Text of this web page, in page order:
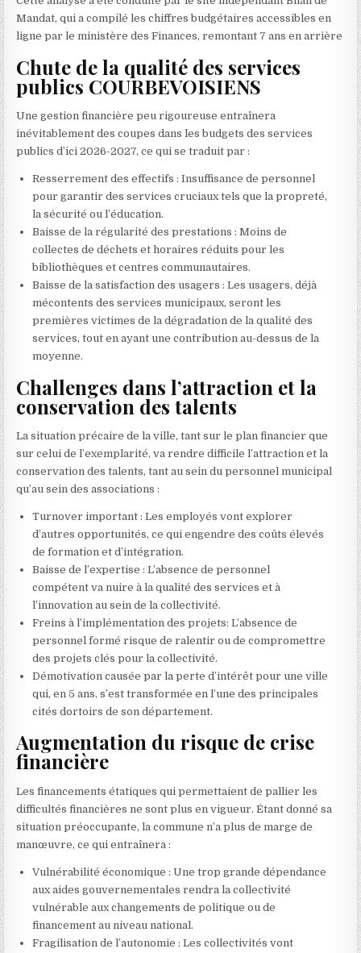
Mandat, qui a compilé les chiffres budgétaires accessibles en
ligne par le ministère des Finances, remontant 7 ans en arrière
Chute de la qualité des services
publics COURBEVOISIENS
Une gestion financière peu rigoureuse entraînera
inévitablement des coupes dans les budgets des services
publics d’ici 2026-2027, ce qui se traduit par :
Resserrement des effectifs : Insuffisance de personnel
pour garantir des services cruciaux tels que la propreté,
la sécurité ou l’éducation.
Baisse de la régularité des prestations : Moins de
collectes de déchets et horaires réduits pour les
bibliothèques et centres communautaires.
Baisse de la satisfaction des usagers : Les usagers, déjà
mécontents des services municipaux, seront les
premières victimes de la dégradation de la qualité des
services, tout en ayant une contribution au-dessus de la
moyenne.
Challenges dans l’attraction et la
conservation des talents
La situation précaire de la ville, tant sur le plan financier que
sur celui de l’exemplarité, va rendre difficile l’attraction et la
conservation des talents, tant au sein du personnel municipal
qu’au sein des associations :
Turnover important : Les employés vont explorer
d’autres opportunités, ce qui engendre des coûts élevés
de formation et d’intégration.
Baisse de l’expertise : L’absence de personnel
compétent va nuire à la qualité des services et à
l’innovation au sein de la collectivité.
Freins à l’implémentation des projets: L’absence de
personnel formé risque de ralentir ou de compromettre
des projets clés pour la collectivité.
Démotivation causée par la perte d’intérêt pour une ville
qui, en 5 ans, s’est transformée en l’une des principales
cités dortoirs de son département.
Augmentation du risque de crise
financière
Les financements étatiques qui permettaient de pallier les
difficultés financières ne sont plus en vigueur. Étant donné sa
situation préoccupante, la commune n’a plus de marge de
manœuvre, ce qui entraînera :
Vulnérabilité économique : Une trop grande dépendance
aux aides gouvernementales rendra la collectivité
vulnérable aux changements de politique ou de
financement au niveau national.
Fragilisation de l’autonomie : Les collectivités vont